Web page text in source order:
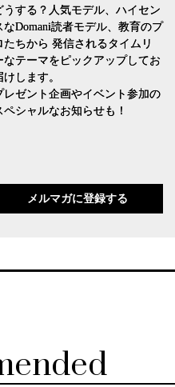
うする？人気モデル、ハイセン
なDomani読者モデル、教育のプ
たちから 発信されるタイムリ
なテーマをピックアップしてお
けします。
レゼント企画やイベント参加の
ペシャルなお知らせも！
メルマガに登録する